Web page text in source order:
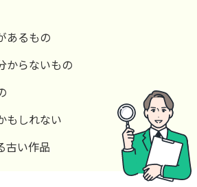
あるもの
からないもの
もしれない
古い作品